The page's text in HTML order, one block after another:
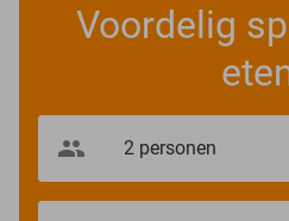
Voordelig